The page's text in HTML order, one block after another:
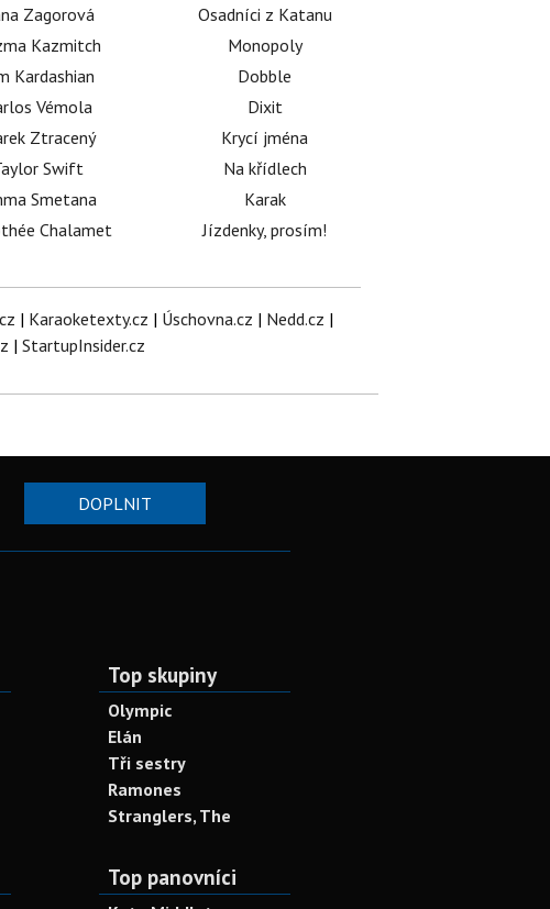
Zagorová
Kazmitch
Kardashian
Vémola
Ztracený
Swift
Smetana
Chalamet
Osadníci z Katanu
Monopoly
Dobble
Dixit
Krycí jména
Na křídlech
Karak
Jízdenky, prosím!
| Karaoketexty.cz | Úschovna.cz | Nedd.cz |
| StartupInsider.cz
DOPLNIT
Top skupiny
Olympic
Elán
Tři sestry
Ramones
Stranglers, The
Top panovníci